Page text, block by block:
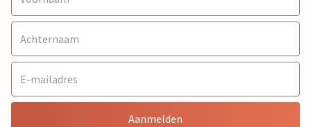
Aanmelden